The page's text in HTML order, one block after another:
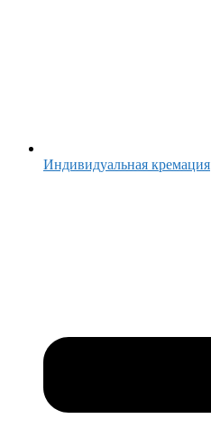
Индивидуальная кремация